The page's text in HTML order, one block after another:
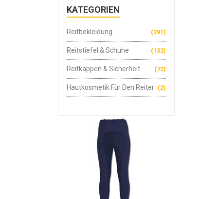
KATEGORIEN
(291)
Reitbekleidung
(132)
Reitstiefel & Schuhe
(72)
Reitkappen & Sicherheit
(2)
Hautkosmetik Für Den Reiter